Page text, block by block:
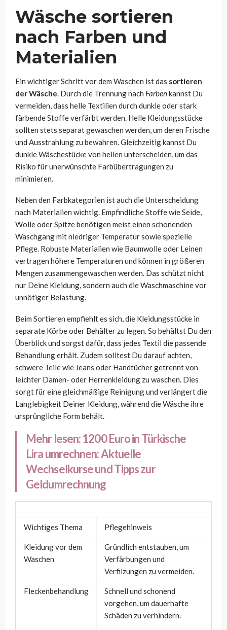
Wäsche sortieren
nach Farben und
Materialien
Ein wichtiger Schritt vor dem Waschen ist das sortieren
der Wäsche. Durch die Trennung nach Farbenkannst Du
vermeiden, dass helle Textilien durch dunkle oder stark
färbende Stoffe verfärbt werden. Helle Kleidungsstücke
sollten stets separat gewaschen werden, um deren Frische
und Ausstrahlung zu bewahren. Gleichzeitig kannst Du
dunkle Wäschestücke von hellen unterscheiden, um das
Risiko für unerwünschte Farbübertragungen zu
minimieren.
Neben den Farbkategorien ist auch die Unterscheidung
nach Materialien wichtig. Empfindliche Stoffe wie Seide,
Wolle oder Spitze benötigen meist einen schonenden
Waschgang mit niedriger Temperatur sowie spezielle
Pflege. Robuste Materialien wie Baumwolle oder Leinen
vertragen höhere Temperaturen und können in größeren
Mengen zusammengewaschen werden. Das schützt nicht
nur Deine Kleidung, sondern auch die Waschmaschine vor
unnötiger Belastung.
Beim Sortieren empfiehlt es sich, die Kleidungsstücke in
separate Körbe oder Behälter zu legen. So behältst Du den
Überblick und sorgst dafür, dass jedes Textil die passende
Behandlung erhält. Zudem solltest Du darauf achten,
schwere Teile wie Jeans oder Handtücher getrennt von
leichter Damen- oder Herrenkleidung zu waschen. Dies
sorgt für eine gleichmäßige Reinigung und verlängert die
Langlebigkeit Deiner Kleidung, während die Wäsche ihre
ursprüngliche Form behält.
Mehr lesen:1200 Euro in Türkische
Lira umrechnen: Aktuelle
Wechselkurse und Tipps zur
Geldumrechnung
Wichtiges Thema Pflegehinweis
Kleidung vor dem
Waschen
Gründlich entstauben, um
Verfärbungen und
Verfilzungen zu vermeiden.
Fleckenbehandlung
Schnell und schonend
vorgehen, um dauerhafte
Schäden zu verhindern.